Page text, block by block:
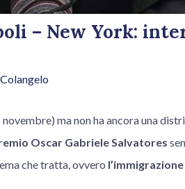
– New York:
ma non ha ancora una
Oscar Gabriele Salvatores
che tratta, ovvero